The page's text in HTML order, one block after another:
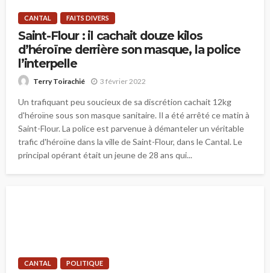
CANTAL FAITS DIVERS
Saint-Flour : il cachait douze kilos
d’héroïne derrière son masque, la police
l’interpelle
Terry Toirachié 3 février 2022
Un trafiquant peu soucieux de sa discrétion cachait 12kg
d'héroïne sous son masque sanitaire. Il a été arrêté ce matin à
Saint-Flour. La police est parvenue à démanteler un véritable
trafic d'héroïne dans la ville de Saint-Flour, dans le Cantal. Le
principal opérant était un jeune de 28 ans qui...
CANTAL POLITIQUE